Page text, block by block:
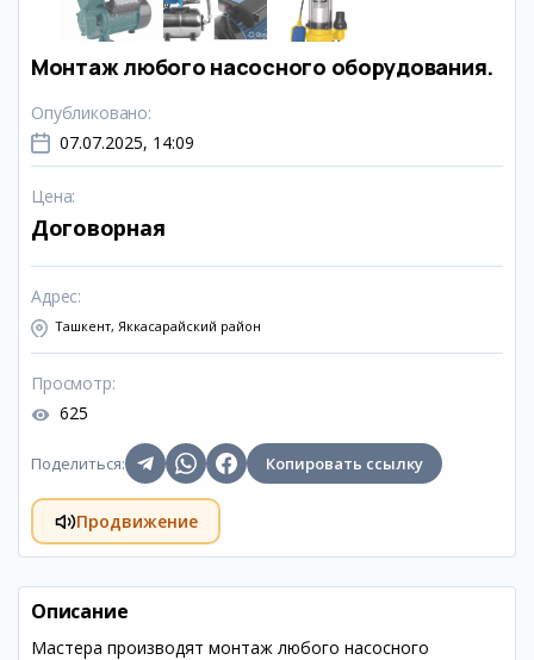
Монтаж любого насосного оборудования.
Опубликовано:
07.07.2025, 14:09
Цена:
Договорная
Адрес:
Ташкент, Яккасарайский район
Просмотр:
625
Поделиться: Копировать ссылку
Продвижение
Описание
Мастера производят монтаж любого насосного